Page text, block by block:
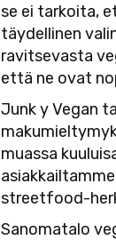
se ei tarkoita,
täydellinen
ravitsevasta
että ne ovat
Junk y Vegan
muassa
streetfood-
Sanomatalo